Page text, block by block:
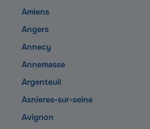
Amiens
Angers
Annecy
Annemasse
Argenteuil
Asnieres-sur-seine
Avignon